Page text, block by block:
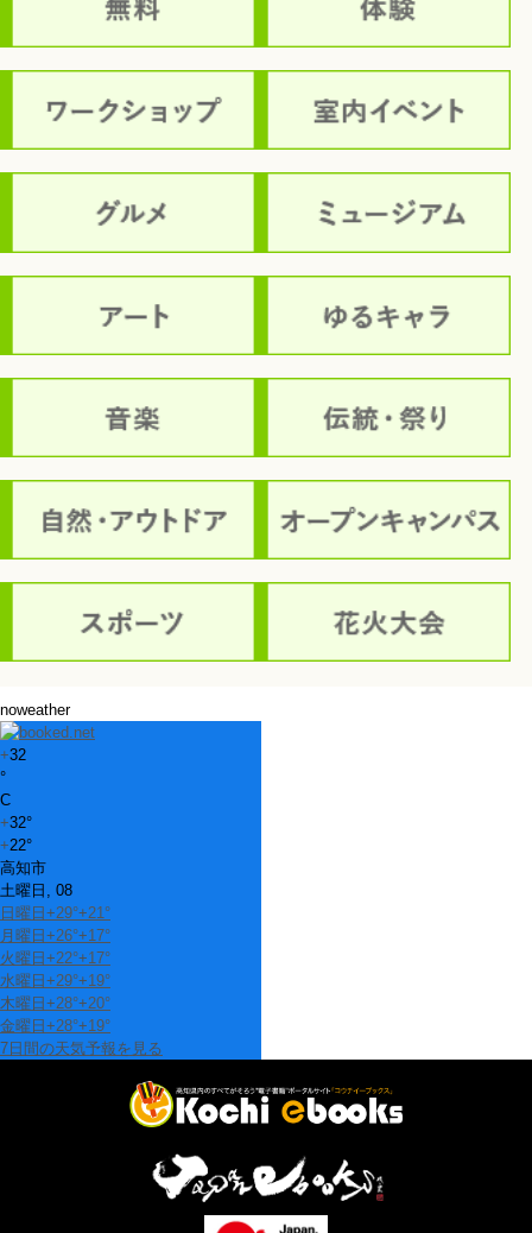
noweather
+32
°
C
+32°
+22°
高知市
土曜日, 08
日曜日 +29°+21°
月曜日 +26°+17°
火曜日 +22°+17°
水曜日 +29°+19°
木曜日 +28°+20°
金曜日 +28°+19°
7日間の天気予報を見る